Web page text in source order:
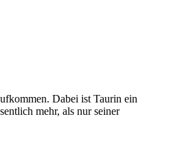
Dabei ist Taurin ein
mehr, als nur seiner